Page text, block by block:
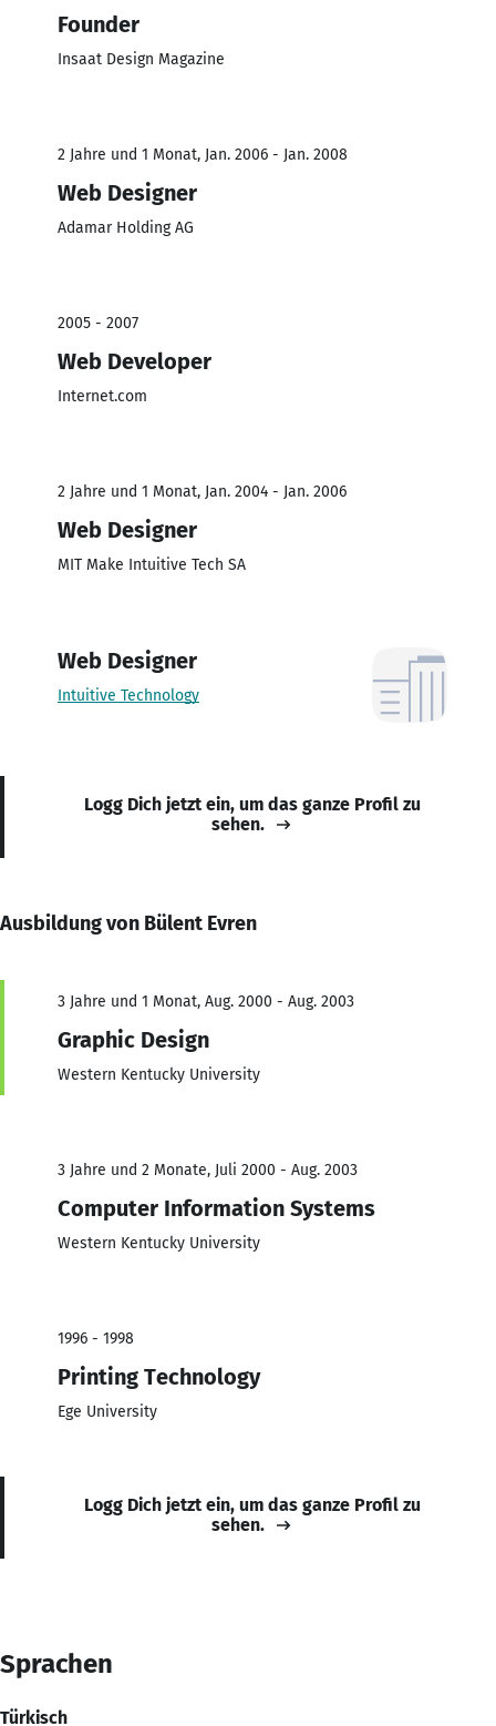
Founder
Insaat Design Magazine
2 Jahre und 1 Monat, Jan. 2006 - Jan. 2008
Web Designer
Adamar Holding AG
2005 - 2007
Web Developer
Internet.com
2 Jahre und 1 Monat, Jan. 2004 - Jan. 2006
Web Designer
MIT Make Intuitive Tech SA
Web Designer
Intuitive Technology
Logg Dich jetzt ein, um das ganze Profil zu
sehen.
Ausbildung von Bülent Evren
3 Jahre und 1 Monat, Aug. 2000 - Aug. 2003
Graphic Design
Western Kentucky University
3 Jahre und 2 Monate, Juli 2000 - Aug. 2003
Computer Information Systems
Western Kentucky University
1996 - 1998
Printing Technology
Ege University
Logg Dich jetzt ein, um das ganze Profil zu
sehen.
Sprachen
Türkisch